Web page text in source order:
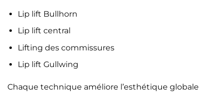
Lip lift Bullhorn
Lip lift central
Lifting des commissures
Lip lift Gullwing
Chaque technique améliore l’esthétique globale